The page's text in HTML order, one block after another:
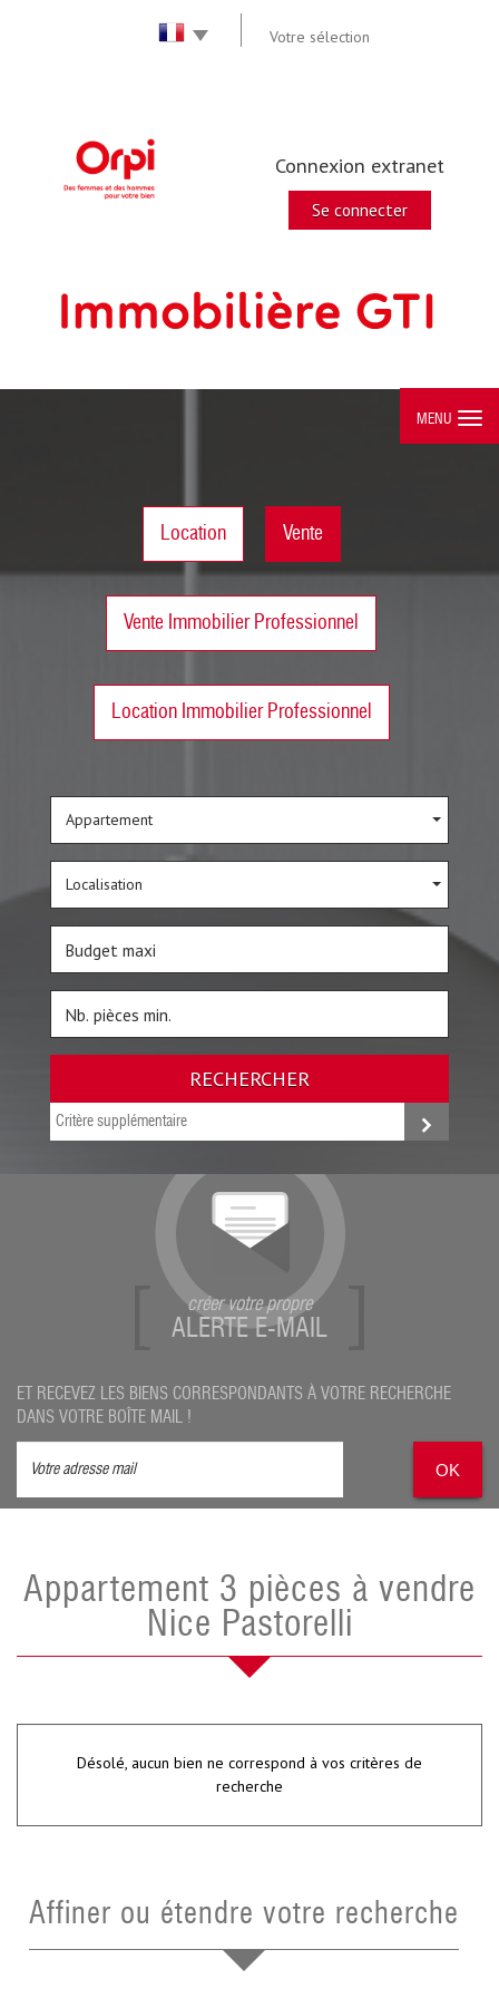
Votre sélection
Connexion extranet
Se connecter
MENU
Location Vente
Vente Immobilier Professionnel
Location Immobilier Professionnel
Appartement
Localisation
RECHERCHER
Critère supplémentaire
créer votre propre
ALERTE E-MAIL
ET RECEVEZ LES BIENS CORRESPONDANTS À VOTRE RECHERCHE
DANS VOTRE BOÎTE MAIL !
OK
Appartement 3 pièces à vendre
Nice Pastorelli
Désolé, aucun bien ne correspond à vos critères de
recherche
Affiner ou étendre votre recherche